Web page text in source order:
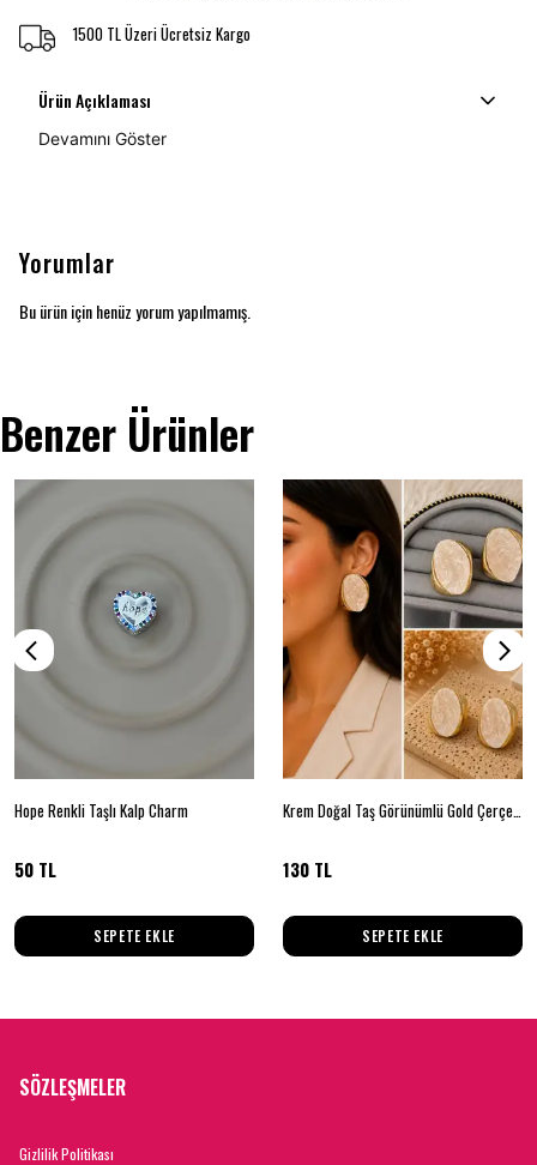
1500 TL Üzeri Ücretsiz Kargo
Ürün Açıklaması
Devamını Göster
Yorumlar
Bu ürün için henüz yorum yapılmamış.
Benzer Ürünler
Hope Renkli Taşlı Kalp Charm
50 TL
SEPETE EKLE
Krem Doğal Taş Görünümlü Gold Çerçeveli Geometrik Küpe
130 TL
SEPETE EKLE
SÖZLEŞMELER
Gizlilik Politikası